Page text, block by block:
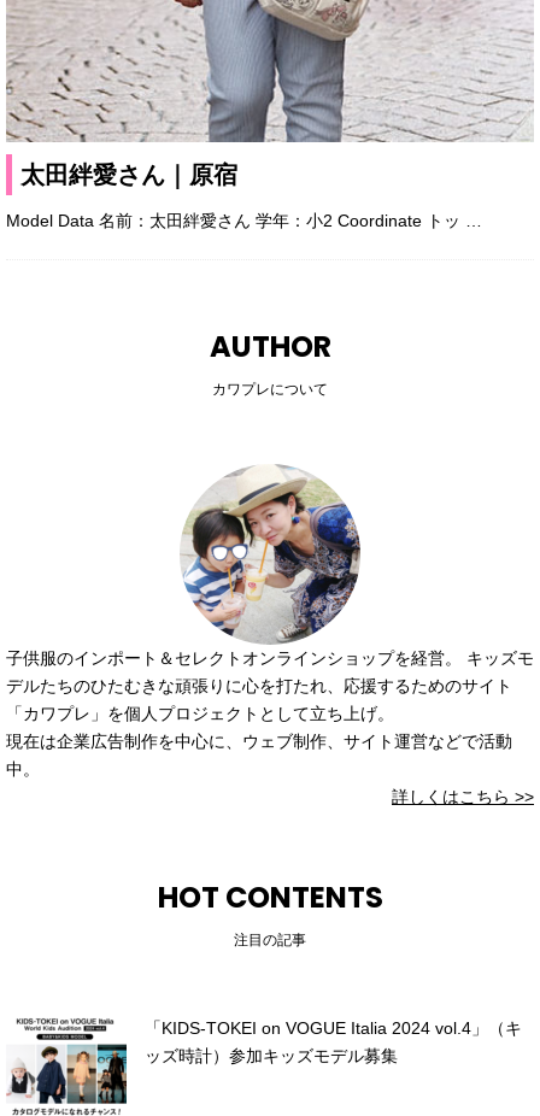
太田絆愛さん｜原宿
Model Data 名前：太田絆愛さん 学年：小2 Coordinate トッ
AUTHOR
カワプレについて
子供服のインポート＆セレクトオンラインショップを経営。 キッズモ
デルたちのひたむきな頑張りに心を打たれ、応援するためのサイト
「カワプレ」を個人プロジェクトとして立ち上げ。
現在は企業広告制作を中心に、ウェブ制作、サイト運営などで活動
中。
詳しくはこちら >>
HOT CONTENTS
注目の記事
「KIDS-TOKEI on VOGUE Italia 2024 vol.4」（キ
ッズ時計）参加キッズモデル募集